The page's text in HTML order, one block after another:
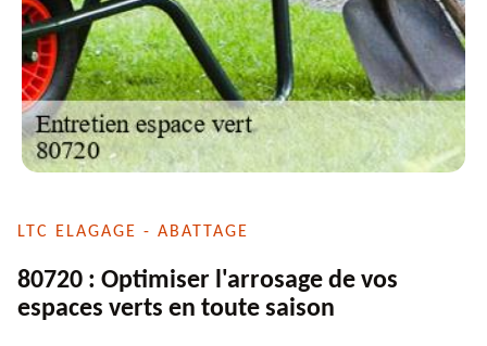
LTC ELAGAGE - ABATTAGE
80720 : Optimiser l'arrosage de vos
espaces verts en toute saison